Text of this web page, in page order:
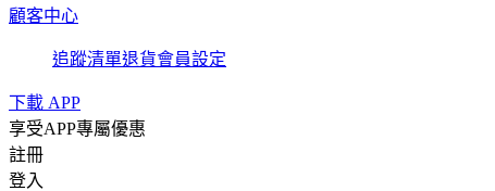
顧客中心
追蹤清單退貨會員設定
下載 APP
享受APP專屬優惠
註冊
登入